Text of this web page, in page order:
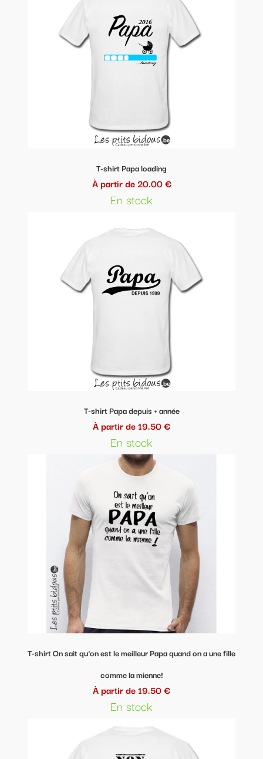
T-shirt Papa loading
À partir de 20.00 €
En stock
T-shirt Papa depuis + année
À partir de 19.50 €
En stock
T-shirt On sait qu'on est le meilleur Papa quand on a une fille
comme la mienne!
À partir de 19.50 €
En stock